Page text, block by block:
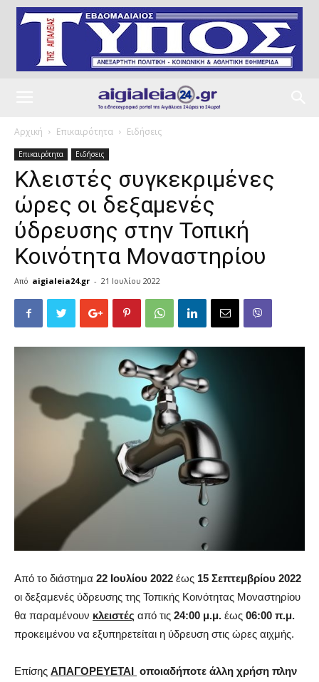
Αρχική Επικαιρότητα Ειδήσεις
Επικαιρότητα Ειδήσεις
Κλειστές συγκεκριμένες
ώρες οι δεξαμενές
ύδρευσης στην Toπική
Κοινότητα Μοναστηρίου
Από aigialeia24.gr - 21 Ιουλίου 2022
Από το διάστημα 22 Ιουλίου 2022 έως 15 Σεπτεμβρίου 2022
οι δεξαμενές ύδρευσης της Toπικής Κοινότητας Μοναστηρίου
θα παραμένουν κλειστές από τις 24:00 μ.μ. έως 06:00 π.μ.
προκειμένου να εξυπηρετείται η ύδρευση στις ώρες αιχμής.
Επίσης ΑΠΑΓΟΡΕΥΕΤΑΙ οποιαδήποτε άλλη χρήση πλην